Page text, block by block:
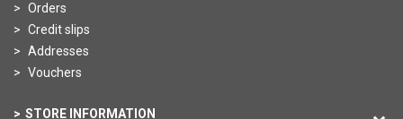
Orders
Credit slips
Addresses
Vouchers
STORE INFORMATION